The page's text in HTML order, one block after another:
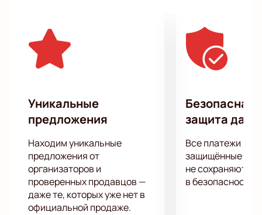
числе первых. Подарите себе заряд
положительной энергии и отличного настроения,
посетив первоклассное шоу, подготовленное для
вас любимым исполнителем!
Уникальные
предложения
Находим уникальные
предложения от
организаторов и
проверенных продавцов —
даже те, которых уже нет в
официальной продаже.
Безопасная
защита
Все платежи
защищённые
не сохраняются
в безопасности.